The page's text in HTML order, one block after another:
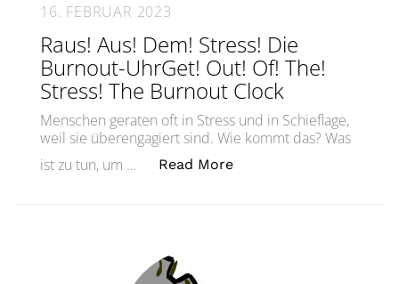
16. FEBRUAR 2023
Raus! Aus! Dem! Stress! Die
Burnout-UhrGet! Out! Of! The!
Stress! The Burnout Clock
Menschen geraten oft in Stress und in Schieflage,
weil sie überengagiert sind. Wie kommt das? Was
ist zu tun, um …
Read More„Raus! Aus! Dem!